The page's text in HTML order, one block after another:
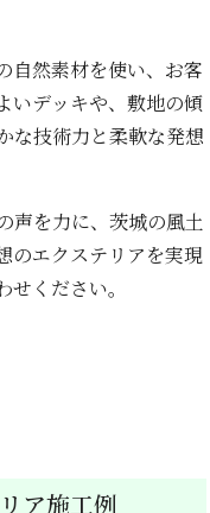
自然素材を使い、お客
いデッキや、敷地の傾
な技術力と柔軟な発想
声を力に、茨城の風土
のエクステリアを実現
ください。
ア施工例